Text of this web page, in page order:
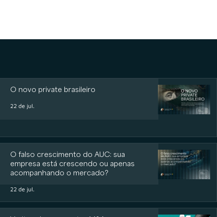
O novo private brasileiro
22 de jul.
O falso crescimento do AUC: sua
empresa está crescendo ou apenas
acompanhando o mercado?
22 de jul.